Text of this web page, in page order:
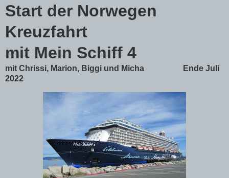
Start der Norwegen
Kreuzfahrt
mit Mein Schiff 4
mit Chrissi, Marion, Biggi und Micha Ende Juli
2022